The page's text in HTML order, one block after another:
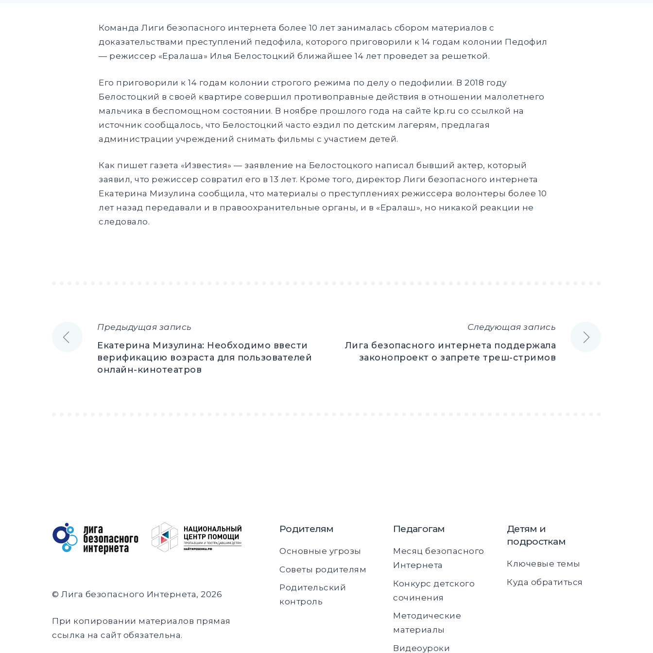
Команда Лиги безопасного интернета более 10 лет занималась сбором материалов с
доказательствами преступлений педофила, которого приговорили к 14 годам колонии Педофил
— режиссер «Ералаша» Илья Белостоцкий ближайшее 14 лет проведет за решеткой.
Его приговорили к 14 годам колонии строгого режима по делу о педофилии. В 2018 году
Белостоцкий в своей квартире совершил противоправные действия в отношении малолетнего
мальчика в беспомощном состоянии. В ноябре прошлого года на сайте kp.ru со ссылкой на
источник сообщалось, что Белостоцкий часто ездил по детским лагерям, предлагая
администрации учреждений снимать фильмы с участием детей.
Как пишет газета «Известия» — заявление на Белостоцкого написал бывший актер, который
заявил, что режиссер совратил его в 13 лет. Кроме того, директор Лиги безопасного интернета
Екатерина Мизулина сообщила, что материалы о преступлениях режиссера волонтеры более 10
лет назад передавали и в правоохранительные органы, и в «Ералаш», но никакой реакции не
следовало.
Навигация
Предыдущая запись
Екатерина Мизулина: Необходимо ввести
верификацию возраста для пользователей
онлайн-кинотеатров
Следующая запись
Лига безопасного интернета поддержала
законопроект о запрете треш-стримов
© Лига безопасного Интернета, 2026
При копировании материалов прямая
ссылка на сайт обязательна.
Родителям
Основные угрозы
Советы родителям
Родительский
контроль
Педагогам
Месяц безопасного
Интернета
Конкурс детского
сочинения
Методические
материалы
Видеоуроки
Детям и
подросткам
Ключевые темы
Куда обратиться